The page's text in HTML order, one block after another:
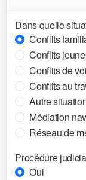
Dans quelle
Conflits
Conflits
Conflits de
Conflits au
Autre
Médiation
Réseau de
Procédure
Oui